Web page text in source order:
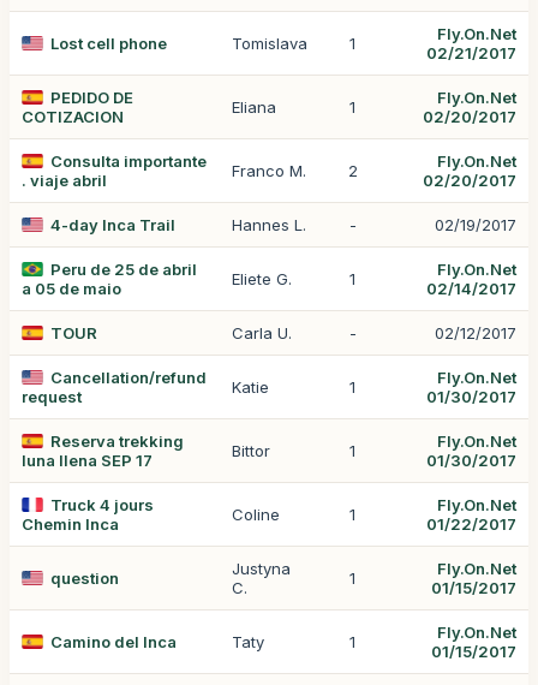
Lost cell phone Tomislava 1
Fly.On.Net
02/21/2017
PEDIDO DE
COTIZACION
Eliana 1
Fly.On.Net
02/20/2017
Consulta importante
. viaje abril
Franco M. 2
Fly.On.Net
02/20/2017
4-day Inca Trail Hannes L. - 02/19/2017
Peru de 25 de abril
a 05 de maio
Eliete G. 1
Fly.On.Net
02/14/2017
TOUR Carla U. - 02/12/2017
Cancellation/refund
request
Katie 1
Fly.On.Net
01/30/2017
Reserva trekking
luna llena SEP 17
Bittor 1
Fly.On.Net
01/30/2017
Truck 4 jours
Chemin Inca
Coline 1
Fly.On.Net
01/22/2017
question
Justyna
C.
1
Fly.On.Net
01/15/2017
Camino del Inca Taty 1
Fly.On.Net
01/15/2017